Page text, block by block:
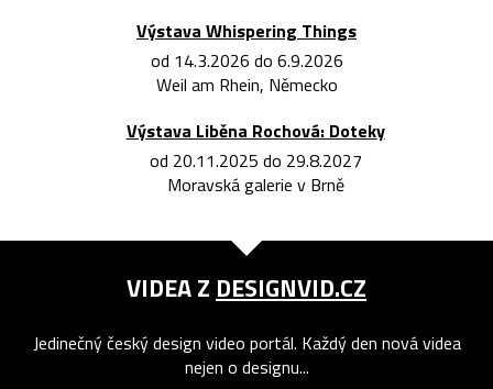
Výstava Whispering Things
od 14.3.2026 do 6.9.2026
Weil am Rhein, Německo
Výstava Liběna Rochová: Doteky
od 20.11.2025 do 29.8.2027
Moravská galerie v Brně
VIDEA Z DESIGNVID.CZ
Jedinečný český design video portál. Každý den nová videa
nejen o designu...